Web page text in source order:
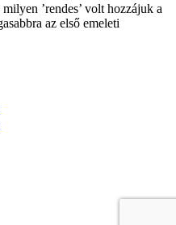
’rendes’ volt hozzájuk a
az első emeleti